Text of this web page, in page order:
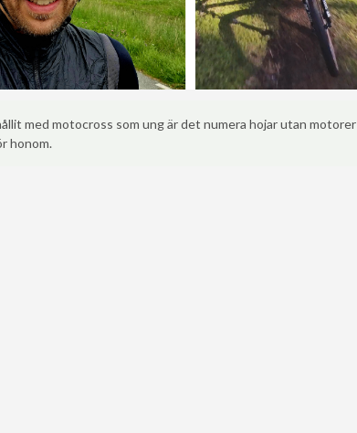
med motocross som ung är det numera hojar utan motorer
honom.